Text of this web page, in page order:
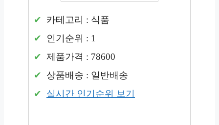
카테고리 : 식품
인기순위 : 1
제품가격 : 78600
상품배송 : 일반배송
실시간 인기순위 보기